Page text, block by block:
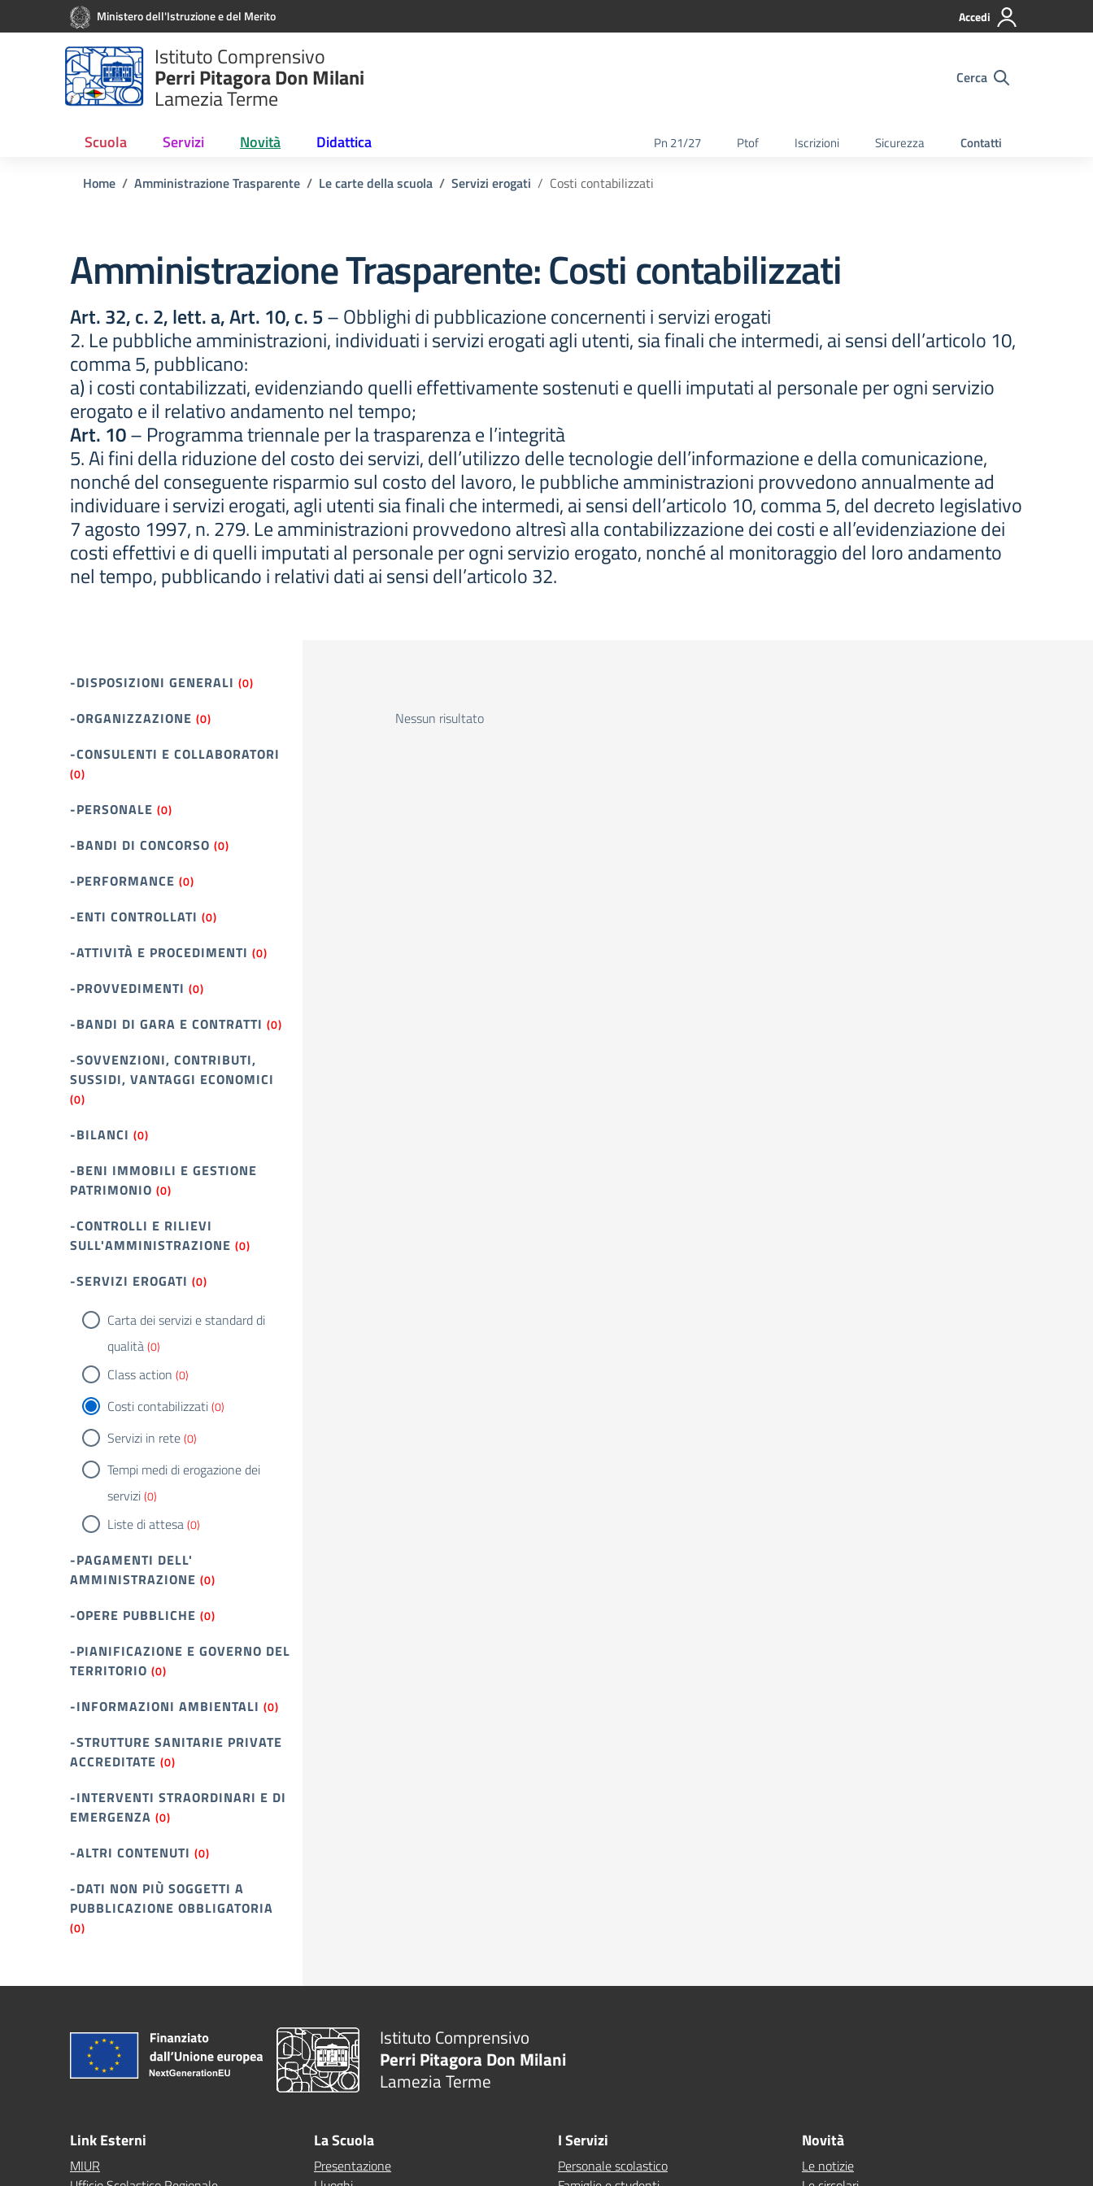
Vai ai contenuti
Vai al menu di navigazioneMinistero dell'Istruzione e del Merito Accedi
Istituto Comprensivo
Perri Pitagora Don Milani
Lamezia Terme
Cerca
Scuola Servizi Novità Didattica Pn 21/27 Ptof Iscrizioni Sicurezza Contatti
Home Amministrazione Trasparente Le carte della scuola Servizi erogati Costi contabilizzati
Amministrazione Trasparente:Costi contabilizzati
Art. 32, c. 2, lett. a, Art. 10, c. 5– Obblighi di pubblicazione concernenti i servizi erogati
2. Le pubbliche amministrazioni, individuati i servizi erogati agli utenti, sia finali che intermedi, ai sensi dell’articolo 10,
comma 5, pubblicano:
a) i costi contabilizzati, evidenziando quelli effettivamente sostenuti e quelli imputati al personale per ogni servizio
erogato e il relativo andamento nel tempo;
Art. 10– Programma triennale per la trasparenza e l’integrità
5. Ai fini della riduzione del costo dei servizi, dell’utilizzo delle tecnologie dell’informazione e della comunicazione,
nonché del conseguente risparmio sul costo del lavoro, le pubbliche amministrazioni provvedono annualmente ad
individuare i servizi erogati, agli utenti sia finali che intermedi, ai sensi dell’articolo 10, comma 5, del decreto legislativo
7 agosto 1997, n. 279. Le amministrazioni provvedono altresì alla contabilizzazione dei costi e all’evidenziazione dei
costi effettivi e di quelli imputati al personale per ogni servizio erogato, nonché al monitoraggio del loro andamento
nel tempo, pubblicando i relativi dati ai sensi dell’articolo 32.
-DISPOSIZIONI GENERALI (0)
-ORGANIZZAZIONE (0)
-CONSULENTI E COLLABORATORI
(0)
-PERSONALE (0)
-BANDI DI CONCORSO (0)
-PERFORMANCE (0)
-ENTI CONTROLLATI (0)
-ATTIVITÀ E PROCEDIMENTI (0)
-PROVVEDIMENTI (0)
-BANDI DI GARA E CONTRATTI (0)
-SOVVENZIONI, CONTRIBUTI,
SUSSIDI, VANTAGGI ECONOMICI
(0)
-BILANCI (0)
-BENI IMMOBILI E GESTIONE
PATRIMONIO (0)
-CONTROLLI E RILIEVI
SULL'AMMINISTRAZIONE (0)
-SERVIZI EROGATI (0)
Carta dei servizi e standard di
qualità(0)
Class action (0)
Costi contabilizzati(0)
Servizi in rete(0)
Tempi medi di erogazione dei
servizi(0)
Liste di attesa(0)
-PAGAMENTI DELL'
AMMINISTRAZIONE (0)
-OPERE PUBBLICHE (0)
-PIANIFICAZIONE E GOVERNO DEL
TERRITORIO (0)
-INFORMAZIONI AMBIENTALI (0)
-STRUTTURE SANITARIE PRIVATE
ACCREDITATE (0)
-INTERVENTI STRAORDINARI E DI
EMERGENZA (0)
-ALTRI CONTENUTI (0)
-DATI NON PIÙ SOGGETTI A
PUBBLICAZIONE OBBLIGATORIA
(0)
Nessun risultato
Istituto Comprensivo
Perri Pitagora Don Milani
Lamezia Terme
Link Esterni
MIUR
La Scuola
Presentazione
I Servizi
Personale scolastico
Novità
Le notizie